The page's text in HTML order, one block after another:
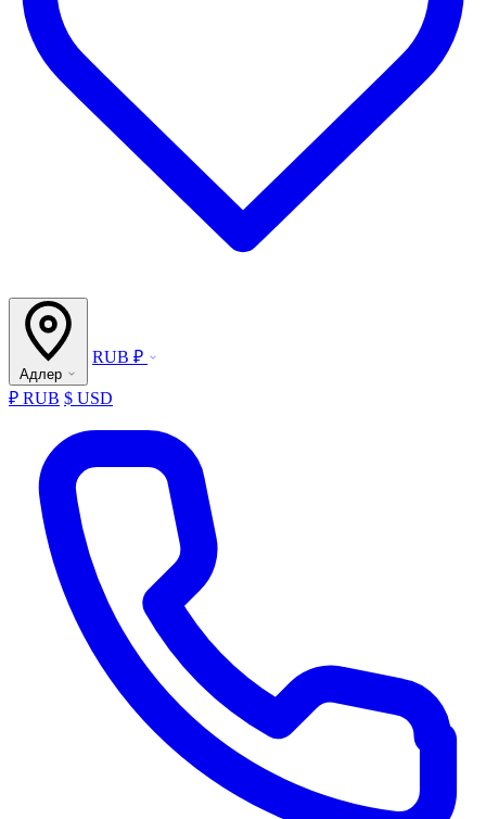
Адлер
RUB ₽
₽ RUB $ USD